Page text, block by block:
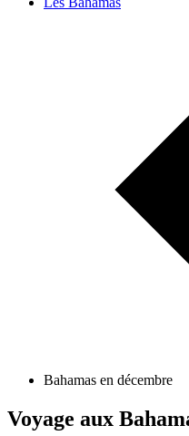
Bahamas en décembre
Voyage aux